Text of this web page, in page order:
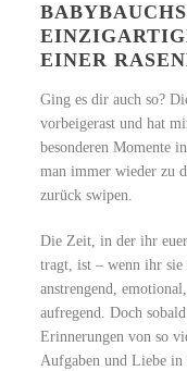
EINER
Ging es dir auch so?
vorbeigerast und hat
besonderen Momente
man immer wieder zu
zurück swipen.
Die Zeit, in der ihr
tragt, ist – wenn ihr sie
anstrengend,
aufregend. Doch
Erinnerungen von so
Aufgaben und Liebe in